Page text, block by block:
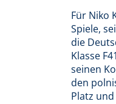
Für Niko
Spiele,
die
Klasse
seinen
den
Platz